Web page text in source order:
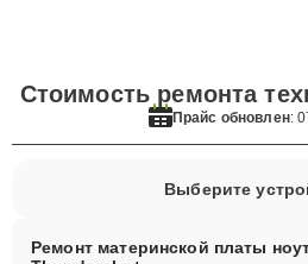
Стоимость ремонта
Прайс обновлен:
Выберите
Ремонт материнской платы